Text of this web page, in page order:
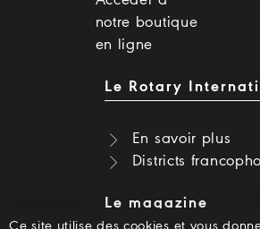
notre boutique
en ligne
Le Rotary
En savoir plus
Districts
Le magazine